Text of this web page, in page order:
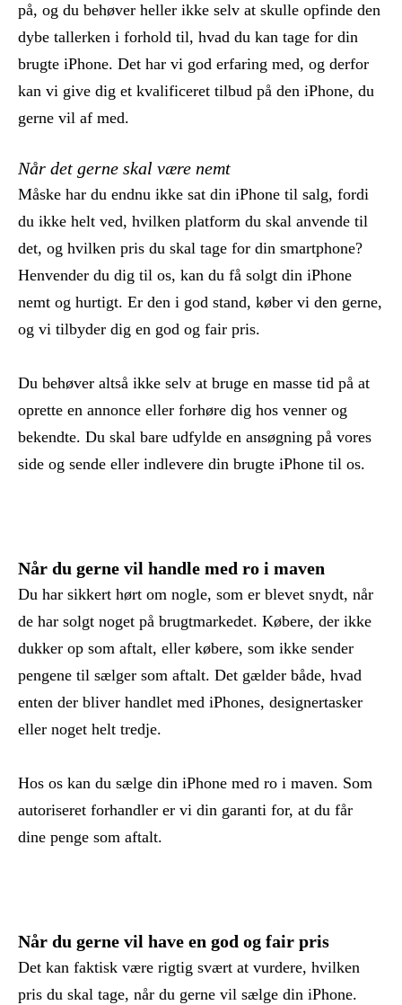
på, og du behøver heller ikke selv at skulle opfinde den
dybe tallerken i forhold til, hvad du kan tage for din
brugte iPhone. Det har vi god erfaring med, og derfor
kan vi give dig et kvalificeret tilbud på den iPhone, du
gerne vil af med.
Når det gerne skal være nemt
Måske har du endnu ikke sat din iPhone til salg, fordi
du ikke helt ved, hvilken platform du skal anvende til
det, og hvilken pris du skal tage for din smartphone?
Henvender du dig til os, kan du få solgt din iPhone
nemt og hurtigt. Er den i god stand, køber vi den gerne,
og vi tilbyder dig en god og fair pris.
Du behøver altså ikke selv at bruge en masse tid på at
oprette en annonce eller forhøre dig hos venner og
bekendte. Du skal bare udfylde en ansøgning på vores
side og sende eller indlevere din brugte iPhone til os.
Når du gerne vil handle med ro i maven
Du har sikkert hørt om nogle, som er blevet snydt, når
de har solgt noget på brugtmarkedet. Købere, der ikke
dukker op som aftalt, eller købere, som ikke sender
pengene til sælger som aftalt. Det gælder både, hvad
enten der bliver handlet med iPhones, designertasker
eller noget helt tredje.
Hos os kan du sælge din iPhone med ro i maven. Som
autoriseret forhandler er vi din garanti for, at du får
dine penge som aftalt.
Når du gerne vil have en god og fair pris
Det kan faktisk være rigtig svært at vurdere, hvilken
pris du skal tage, når du gerne vil sælge din iPhone.